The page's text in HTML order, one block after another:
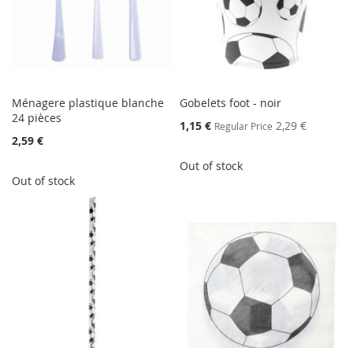
Ménagere plastique blanche
24 pièces
2,59 €
Out of stock
Gobelets foot - noir
Special
Price
1,15 € Regular Price 2,29 €
Out of stock